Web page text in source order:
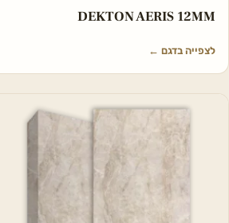
DEKTON AERIS 12MM
לצפייה בדגם ←